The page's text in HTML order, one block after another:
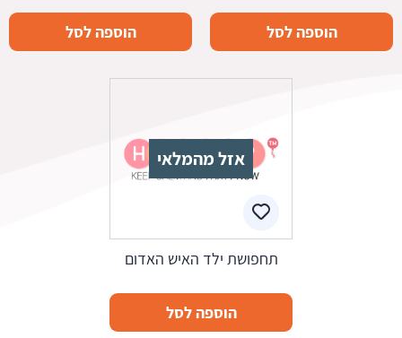
הוספה לסל הוספה לסל
אזל מהמלאי
תחפושת ילד האיש האדום
הוספה לסל